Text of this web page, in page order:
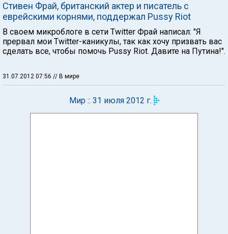
Стивен Фрай, британский актер и писатель с
еврейскими корнями, поддержал Pussy Riot
В своем микроблоге в сети Twitter Фрай написал: "Я
прервал мои Twitter-каникулы, так как хочу призвать вас
сделать все, чтобы помочь Pussy Riot. Давите на Путина!".
31.07.2012 07:56 // В мире
Мир :: 31 июля 2012 г.